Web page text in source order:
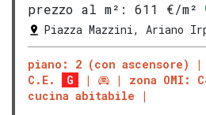
prezzo al m²:
611 €/m²
Piazza Mazzini, Ariano
piano: 2 (con ascensore)
C.E.
G
zona OMI:
cucina abitabile